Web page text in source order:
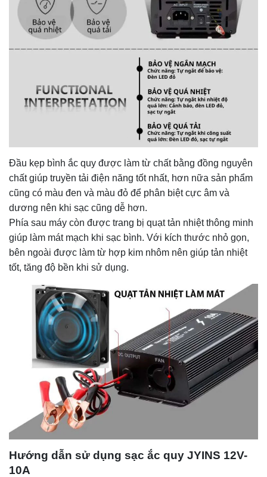
Đầu kẹp bình ắc quy được làm từ chất bằng đồng nguyên
chất giúp truyền tải điện năng tốt nhất, hơn nữa sản phẩm
cũng có màu đen và màu đỏ để phân biệt cực âm và
dương nên khi sạc cũng dễ hơn.
Phía sau máy còn được trang bị quạt tản nhiệt thông minh
giúp làm mát mạch khi sạc bình. Với kích thước nhỏ gọn,
bên ngoài được làm từ hợp kim nhôm nên giúp tản nhiệt
tốt, tăng độ bền khi sử dụng.
Hướng dẫn sử dụng sạc ắc quy JYINS 12V-
10A